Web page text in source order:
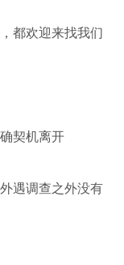
都欢迎来找我们
契机离开
遇调查之外没有